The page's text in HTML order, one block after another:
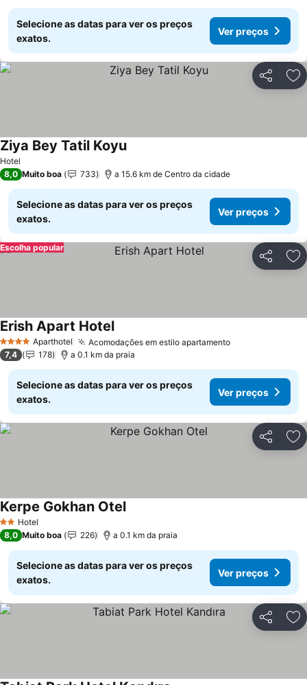
Selecione as datas para ver os preços
exatos.
Ver preços
Partilhar
Hotel
Ziya Bey Tatil KoyuVer preços
8,0 Muito boa 733 a 15.6 km de Centro da cidade
Selecione as datas para ver os preços
exatos.
Ver preços
Partilhar
Escolha popular
4 EstrelasAparthotel Acomodações em estilo apartamentoVer preços
Erish Apart HotelVer preços
7,4 178 a 0.1 km da praia
Selecione as datas para ver os preços
exatos.
Ver preços
Partilhar
2 Estrelas
Hotel
Kerpe Gokhan OtelVer preços
8,0 Muito boa 226 a 0.1 km da praia
Selecione as datas para ver os preços
exatos.
Ver preços
Partilhar